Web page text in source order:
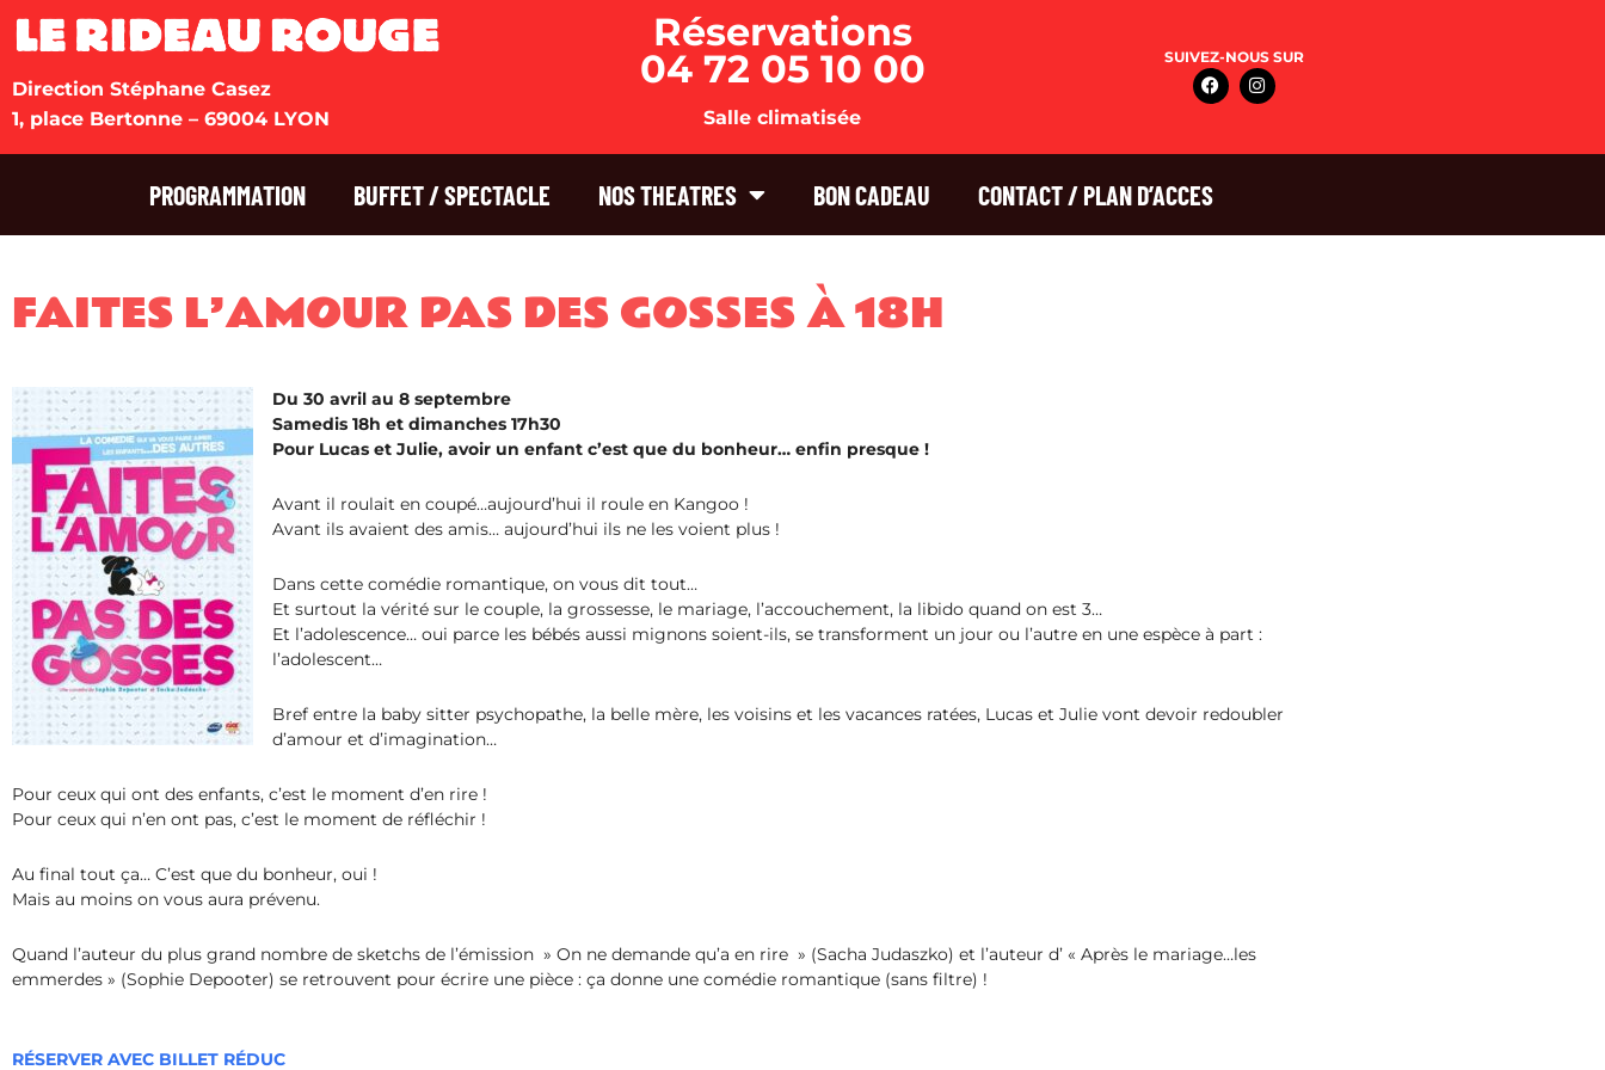
Direction Stéphane Casez
1, place Bertonne – 69004 LYON
Réservations
04 72 05 10 00
Salle climatisée
SUIVEZ-NOUS SUR
PROGRAMMATION BUFFET / SPECTACLE NOS THEATRES BON CADEAU CONTACT / PLAN D’ACCES
FAITES L’AMOUR PAS DES GOSSES À 18H
Du 30 avril au 8 septembre
Samedis 18h et dimanches 17h30
Pour Lucas et Julie, avoir un enfant c’est que du bonheur… enfin presque !
Avant il roulait en coupé…aujourd’hui il roule en Kangoo !
Avant ils avaient des amis… aujourd’hui ils ne les voient plus !
Dans cette comédie romantique, on vous dit tout…
Et surtout la vérité sur le couple, la grossesse, le mariage, l’accouchement, la libido quand on est 3…
Et l’adolescence… oui parce les bébés aussi mignons soient-ils, se transforment un jour ou l’autre en une espèce à part :
l’adolescent…
Bref entre la baby sitter psychopathe, la belle mère, les voisins et les vacances ratées, Lucas et Julie vont devoir redoubler
d’amour et d’imagination…
Pour ceux qui ont des enfants, c’est le moment d’en rire !
Pour ceux qui n’en ont pas, c’est le moment de réfléchir !
Au final tout ça… C’est que du bonheur, oui !
Mais au moins on vous aura prévenu.
Quand l’auteur du plus grand nombre de sketchs de l’émission » On ne demande qu’a en rire » (Sacha Judaszko) et l’auteur d’ « Après le mariage…les
emmerdes » (Sophie Depooter) se retrouvent pour écrire une pièce : ça donne une comédie romantique (sans filtre) !
RÉSERVER AVEC BILLET RÉDUC